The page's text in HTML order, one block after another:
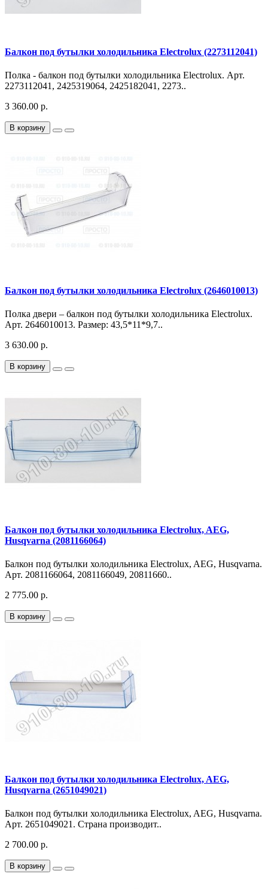
Балкон под бутылки холодильника Electrolux (2273112041)
Полка - балкон под бутылки холодильника Electrolux. Арт.
2273112041, 2425319064, 2425182041, 2273..
3 360.00 р.
В корзину
Балкон под бутылки холодильника Electrolux (2646010013)
Полка двери – балкон под бутылки холодильника Electrolux.
Арт. 2646010013. Размер: 43,5*11*9,7..
3 630.00 р.
В корзину
Балкон под бутылки холодильника Electrolux, AEG,
Husqvarna (2081166064)
Балкон под бутылки холодильника Electrolux, AEG, Husqvarna.
Арт. 2081166064, 2081166049, 20811660..
2 775.00 р.
В корзину
Балкон под бутылки холодильника Electrolux, AEG,
Husqvarna (2651049021)
Балкон под бутылки холодильника Electrolux, AEG, Husqvarna.
Арт. 2651049021. Страна производит..
2 700.00 р.
В корзину